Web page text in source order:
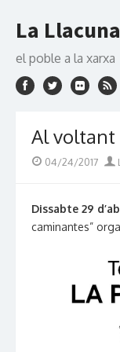
to
La
el poble a la xarxa
Al voltant
Posted
04/24/2017
Dissabte 29
caminantes”